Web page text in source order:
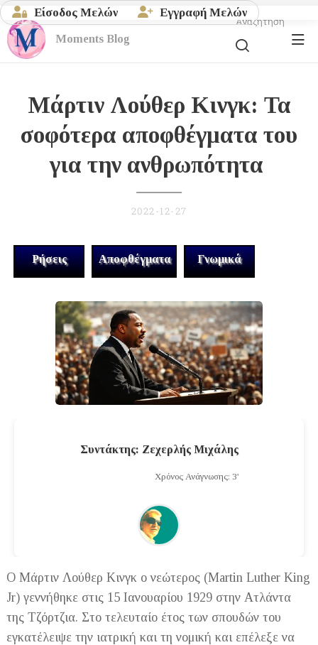
Είσοδος Μελών Εγγραφή Μελών
Moments Blog
Αναζήτηση
Μάρτιν Λούθερ Κινγκ: Τα
σοφότερα αποφθέγματα του
για την ανθρωπότητα
2022-12-27
Ρήσεις Αποφθέγματα Γνωμικά
Συντάκτης: Ζεχερλής Μιχάλης
Χρόνος Ανάγνωσης: 3'
Ο Μάρτιν Λούθερ Κινγκ ο νεώτερος (Martin Luther King
Jr) γεννήθηκε στις 15 Ιανουαρίου 1929 στην Ατλάντα
της Τζόρτζια. Στο τελευταίο έτος των σπουδών του
εγκατέλειψε την ιατρική και τη νομική και επέλεξε να